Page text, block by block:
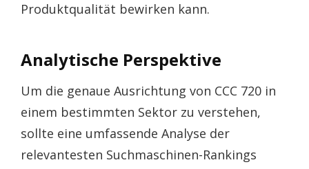
Produktqualität bewirken kann.
Analytische Perspektive
Um die genaue Ausrichtung von CCC 720 in
einem bestimmten Sektor zu verstehen,
sollte eine umfassende Analyse der
relevantesten Suchmaschinen-Rankings